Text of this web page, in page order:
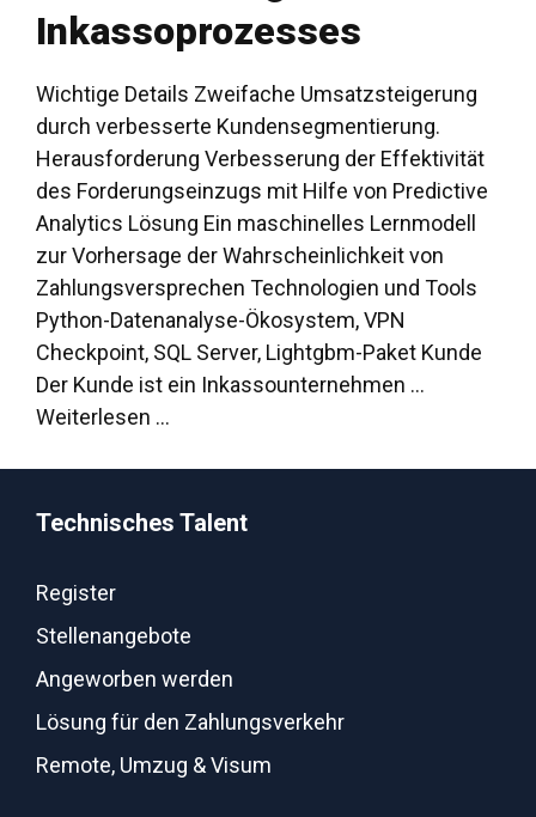
Inkassoprozesses
Wichtige Details Zweifache Umsatzsteigerung
durch verbesserte Kundensegmentierung.
Herausforderung Verbesserung der Effektivität
des Forderungseinzugs mit Hilfe von Predictive
Analytics Lösung Ein maschinelles Lernmodell
zur Vorhersage der Wahrscheinlichkeit von
Zahlungsversprechen Technologien und Tools
Python-Datenanalyse-Ökosystem, VPN
Checkpoint, SQL Server, Lightgbm-Paket Kunde
Der Kunde ist ein Inkassounternehmen ...
Weiterlesen …
Technisches Talent
Register
Stellenangebote
Angeworben werden
Lösung für den Zahlungsverkehr
Remote, Umzug & Visum